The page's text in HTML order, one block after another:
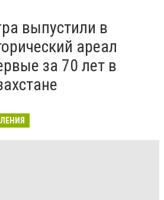
выпустили в
ареал
за 70 лет в